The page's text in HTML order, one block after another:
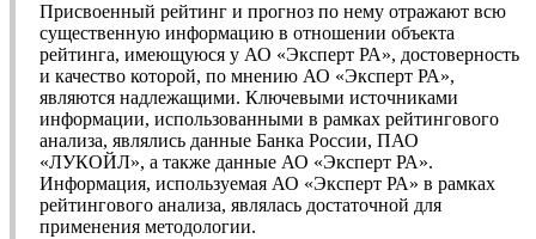
Присвоенный рейтинг и прогноз по нему отражают всю
существенную информацию в отношении объекта
рейтинга, имеющуюся у АО «Эксперт РА», достоверность
и качество которой, по мнению АО «Эксперт РА»,
являются надлежащими. Ключевыми источниками
информации, использованными в рамках рейтингового
анализа, являлись данные Банка России, ПАО
«ЛУКОЙЛ», а также данные АО «Эксперт РА».
Информация, используемая АО «Эксперт РА» в рамках
рейтингового анализа, являлась достаточной для
применения методологии.